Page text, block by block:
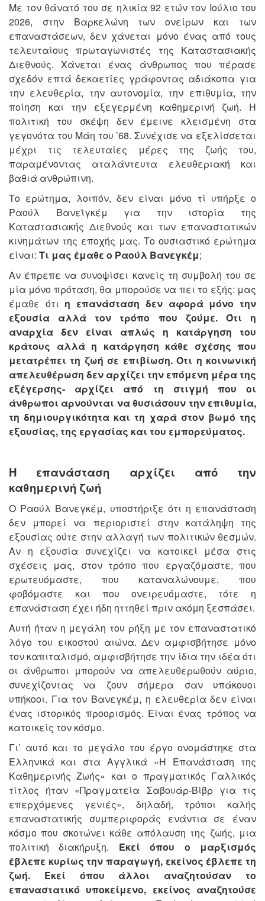
Με τον θάνατό του σε ηλικία 92 ετών τον Ιούλιο του
2026, στην Βαρκελώνη των ονείρων και των
επαναστάσεων, δεν χάνεται μόνο ένας από τους
τελευταίους πρωταγωνιστές της Καταστασιακής
Διεθνούς. Χάνεται ένας άνθρωπος που πέρασε
σχεδόν επτά δεκαετίες γράφοντας αδιάκοπα για
την ελευθερία, την αυτονομία, την επιθυμία, την
ποίηση και την εξεγερμένη καθημερινή ζωή. Η
πολιτική του σκέψη δεν έμεινε κλεισμένη στα
γεγονότα του Μάη του ’68. Συνέχισε να εξελίσσεται
μέχρι τις τελευταίες μέρες της ζωής του,
παραμένοντας αταλάντευτα ελευθεριακή και
βαθιά ανθρώπινη.
Το ερώτημα, λοιπόν, δεν είναι μόνο τί υπήρξε ο
Ραούλ Βανεϊγκέμ για την ιστορία της
Καταστασιακής Διεθνούς και των επαναστατικών
κινημάτων της εποχής μας. Το ουσιαστικό ερώτημα
είναι: Τι μας έμαθε ο Ραούλ Βανεγκέμ;
Αν έπρεπε να συνοψίσει κανείς τη συμβολή του σε
μία μόνο πρόταση, θα μπορούσε να πει το εξής: μας
έμαθε ότι η επανάσταση δεν αφορά μόνο την
εξουσία αλλά τον τρόπο που ζούμε. Ότι η
αναρχία δεν είναι απλώς η κατάργηση του
κράτους αλλά η κατάργηση κάθε σχέσης που
μετατρέπει τη ζωή σε επιβίωση. Ότι η κοινωνική
απελευθέρωση δεν αρχίζει την επόμενη μέρα της
εξέγερσης- αρχίζει από τη στιγμή που οι
άνθρωποι αρνούνται να θυσιάσουν την επιθυμία,
τη δημιουργικότητα και τη χαρά στον βωμό της
εξουσίας, της εργασίας και του εμπορεύματος.
Η επανάσταση αρχίζει από την
καθημερινή ζωή
Ο Ραούλ Βανεγκέμ, υποστήριξε ότι η επανάσταση
δεν μπορεί να περιοριστεί στην κατάληψη της
εξουσίας ούτε στην αλλαγή των πολιτικών θεσμών.
Αν η εξουσία συνεχίζει να κατοικεί μέσα στις
σχέσεις μας, στον τρόπο που εργαζόμαστε, που
ερωτευόμαστε, που καταναλώνουμε, που
φοβόμαστε και που ονειρευόμαστε, τότε η
επανάσταση έχει ήδη ηττηθεί πριν ακόμη ξεσπάσει.
Αυτή ήταν η μεγάλη του ρήξη με τον επαναστατικό
λόγο του εικοστού αιώνα. Δεν αμφισβήτησε μόνο
τον καπιταλισμό, αμφισβήτησε την ίδια την ιδέα ότι
οι άνθρωποι μπορούν να απελευθερωθούν αύριο,
συνεχίζοντας να ζουν σήμερα σαν υπάκουοι
υπήκοοι. Για τον Βανεγκέμ, η ελευθερία δεν είναι
ένας ιστορικός προορισμός. Είναι ένας τρόπος να
κατοικείς τον κόσμο.
Γι’ αυτό και το μεγάλο του έργο ονομάστηκε στα
Ελληνικά και στα Αγγλικά «Η Επανάσταση της
Καθημερινής Ζωής» και ο πραγματικός Γαλλικός
τίτλος ήταν «Πραγματεία Σαβουάρ-Βίβρ για τις
επερχόμενες γενιές», δηλαδή, τρόποι καλής
επαναστατικής συμπεριφοράς ενάντια σε έναν
κόσμο που σκοτώνει κάθε απόλαυση της ζωής, μια
πολιτική διακήρυξη. Εκεί όπου ο μαρξισμός
έβλεπε κυρίως την παραγωγή, εκείνος έβλεπε τη
ζωή. Εκεί όπου άλλοι αναζητούσαν το
επαναστατικό υποκείμενο, εκείνος αναζητούσε